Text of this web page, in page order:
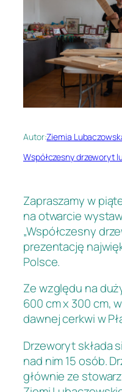
Autor:Ziemia
Współczesny drzeworyt
Zapraszamy w
na otwarcie
„Współczesny
prezentację
Polsce.
Ze względu na
600 cm x 300 cm,
dawnej cerkwi w
Drzeworyt składa
nad nim 15 osób.
głównie ze